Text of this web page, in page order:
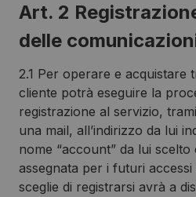
Art. 2
delle
2.1 Per operare e acquistare
cliente potrà eseguire la
registrazione al servizio,
una mail, all’indirizzo da lui
nome “account” da lui scelto
assegnata per i futuri
sceglie di registrarsi avrà a